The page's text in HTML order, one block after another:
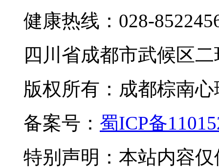
健康热线：028-
四川省成都市武候区
版权所有：成都棕南
备案号： 蜀ICP备
特别声明：本站内容